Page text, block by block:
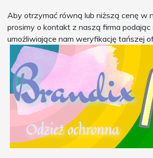
Aby otrzymać równą lub niższą cenę w
prosimy o kontakt z naszą firma podając
umożliwiające nam weryfikację tańszej